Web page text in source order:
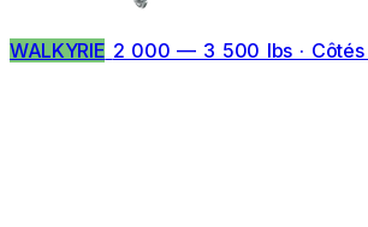
WALKYRIE 2 000 — 3 500 lbs · Côtés